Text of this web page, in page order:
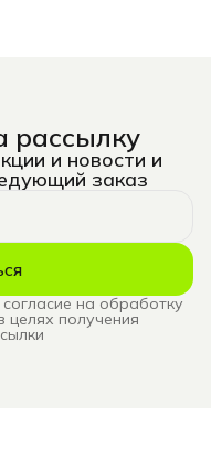
рассылку
и новости и
заказ
на обработку
целях получения